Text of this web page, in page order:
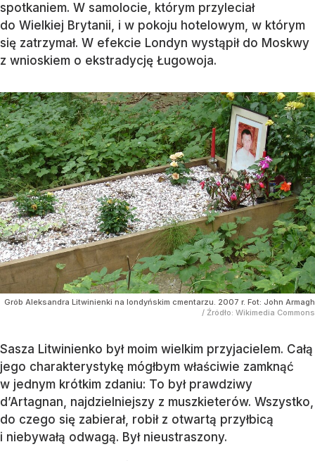
spotkaniem. W samolocie, którym przyleciał
do Wielkiej Brytanii, i w pokoju hotelowym, w którym
się zatrzymał. W efekcie Londyn wystąpił do Moskwy
z wnioskiem o ekstradycję Ługowoja.
Grób Aleksandra Litwinienki na londyńskim cmentarzu. 2007 r. Fot: John Armagh
/ Źródło: Wikimedia Commons
Sasza Litwinienko był moim wielkim przyjacielem. Całą
jego charakterystykę mógłbym właściwie zamknąć
w jednym krótkim zdaniu: To był prawdziwy
d’Artagnan, najdzielniejszy z muszkieterów. Wszystko,
do czego się zabierał, robił z otwartą przyłbicą
i niebywałą odwagą. Był nieustraszony.